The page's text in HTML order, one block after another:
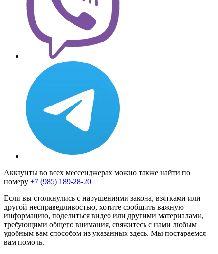
Аккаунты во всех мессенджерах можно также найти по
номеру +7 (985) 189-28-20
Если вы столкнулись с нарушениями закона, взятками или
другой несправедливостью, хотите сообщить важную
информацию, поделиться видео или другими материалами,
требующими общего внимания, свяжитесь с нами любым
удобным вам способом из указанных здесь. Мы постараемся
вам помочь.